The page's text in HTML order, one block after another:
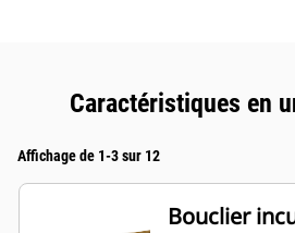
Caractéristiques en
Affichage de 1-3 sur 12
Bouclier